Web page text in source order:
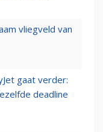
vliegveld van
gaat verder:
deadline